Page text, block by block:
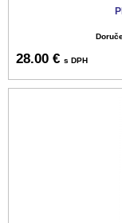
28.00 € s DPH